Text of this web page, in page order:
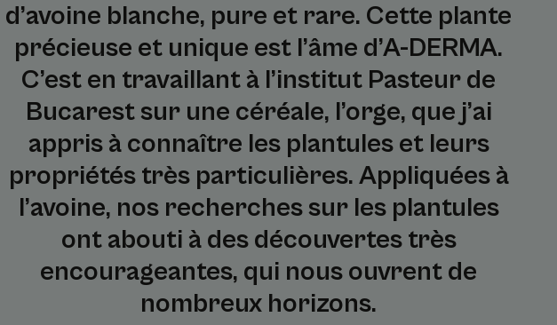
d’avoine blanche, pure et rare. Cette plante
précieuse et unique est l’âme d’A-DERMA.
C’est en travaillant à l’institut Pasteur de
Bucarest sur une céréale, l’orge, que j’ai
appris à connaître les plantules et leurs
propriétés très particulières. Appliquées à
l’avoine, nos recherches sur les plantules
ont abouti à des découvertes très
encourageantes, qui nous ouvrent de
nombreux horizons.